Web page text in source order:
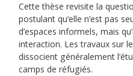
Cette thèse revisite la
postulant qu’elle n’est pas
d’espaces informels, mais
interaction. Les travaux sur
dissocient généralement
camps de réfugiés.